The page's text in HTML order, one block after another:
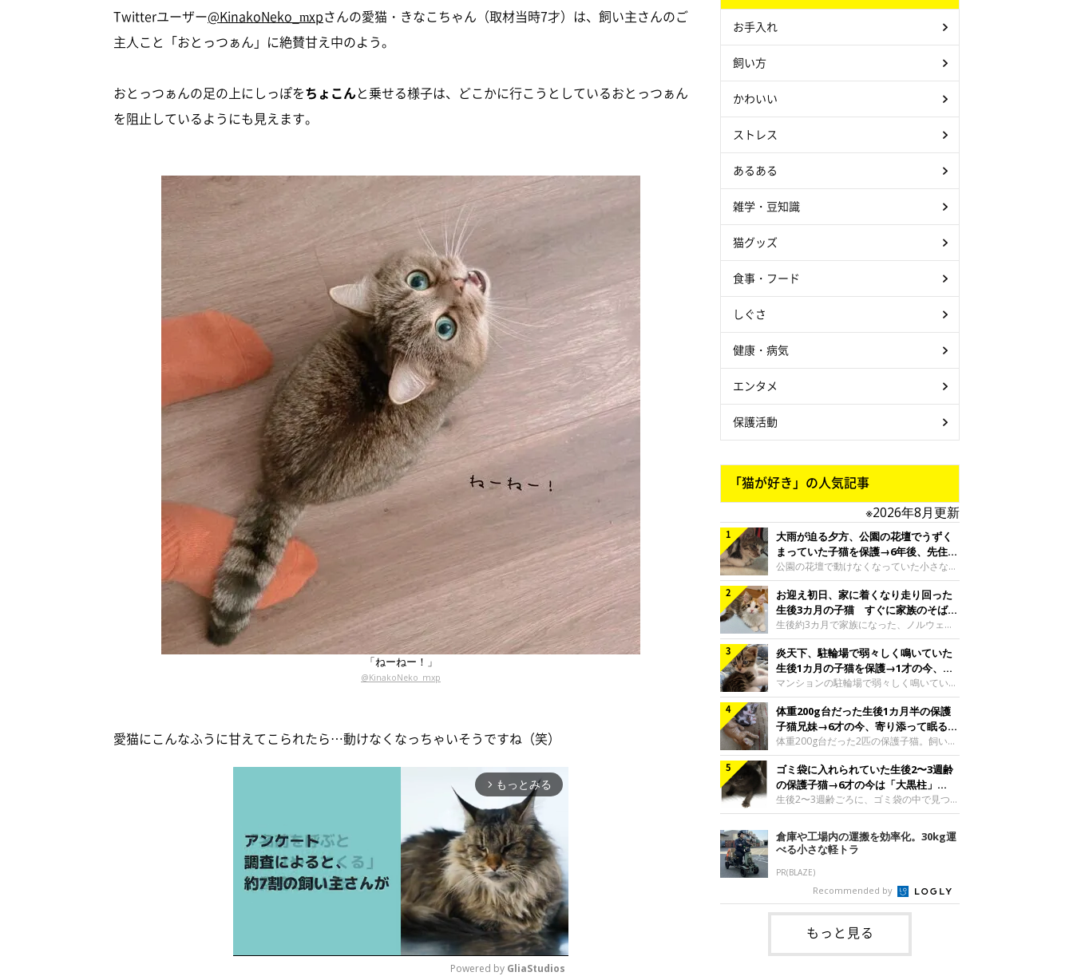
Twitterユーザー@KinakoNeko_mxpさんの愛猫・きなこちゃん（取材当時7才）は、飼い主さんのご
主人こと「おとっつぁん」に絶賛甘え中のよう。
おとっつぁんの足の上にしっぽをちょこんと乗せる様子は、どこかに行こうとしているおとっつぁん
を阻止しているようにも見えます。
「ねーねー！」
@KinakoNeko_mxp
愛猫にこんなふうに甘えてこられたら…動けなくなっちゃいそうですね（笑）
arrow_forward_ios もっとみる
Powered by GliaStudios
お手入れ
飼い方
かわいい
ストレス
あるある
雑学・豆知識
猫グッズ
食事・フード
しぐさ
健康・病気
エンタメ
保護活動
「猫が好き」の人気記事
※2026年8月更新
大雨が迫る夕方、公園の花壇でうずく
まっていた子猫を保護→6年後、先住猫
と“姉妹”のような関係に
公園の花壇で動けなくなっていた小さな子
猫。家族に迎えられてから6年、先住猫と
の間には深い絆が育まれていました。保護
当時のティダちゃん。
@muumuu62197189紹介するのは、
X（旧Twitter）ユーザー
@muumuu62197189さんの愛猫・ティダ
ちゃん（取材時6才）の成長記録です。こ
ちらは、生後3カ月ごろのティダちゃん。
飼い主さんが出会ったのは、夜から大雨に
なると予報されていた日の夕方でした。花
壇で動けずにいた子猫保護したばかりのテ
ィダちゃん。@muumuu62197189飼い主
さんは、公園の
お迎え初日、家に着くなり走り回った
生後3カ月の子猫 すぐに家族のそばで
落ち着く姿に「迎えてよかった」
生後約3カ月で家族になった、ノルウェー
ジャンフォレストキャットの子猫。お迎え
翌日には、すでに家でくつろぐ様子を見せ
ていました。お迎え翌日、ベッドでうとう
とするむうちゃんお迎え翌日のむうちゃ
ん。@umimugi0304紹介するのは、
Instagramユーザー@umimugi0304さんの
愛猫・むうちゃん（撮影時、生後約3カ月
／ノルウェージャンフォレストキャッ
ト）。こちらは、お迎え翌日に撮影された
一枚。ゴハンをお腹いっぱい食べたむうち
ゃんは眠くなり、飼い主さん夫婦のベッド
でうとうとし始めたのだとか。飼い主さ
炎天下、駐輪場で弱々しく鳴いていた
生後1カ月の子猫を保護→1才の今、筋
肉質でツンデレなコに成長
マンションの駐輪場で弱々しく鳴いてい
た、生後1カ月ほどの子猫。家族に迎えら
れてから1年、体も行動も大きく成長しま
した。炎天下の駐輪場で鳴いていた小さな
子猫保護当時のモモちゃん。@Kingponzu
紹介するのは、X（旧Twitter）ユーザー
@Kingponzuさんの愛猫・モモちゃん（取
材時1才）の成長記録です。こちらは、モ
モちゃんが生後1カ月ごろに撮影された一
枚。飼い主さんの自宅マンションの駐輪場
です。子猫時代のモモちゃん。
@Kingponzuその日は気温が35℃を
体重200g台だった生後1カ月半の保護
子猫兄妹→6才の今、寄り添って眠る姿
にほっこり！
体重200g台だった2匹の保護子猫。飼い主
さんの家族になってから6年、ともに成長
するなかで、2匹の関係にも少しずつ変化
が見られました。家族になったばかりの小
さな兄妹猫（写真上から）妹猫・てんちゃ
ん、兄猫・ラムくん。@ten_ramu紹介す
るのは、X（旧Twitter）ユーザー
@ten_ramuさんの愛猫・ラムくんとてん
ちゃん（ともに取材時6才）の成長記録で
す。この写真は、お迎えして間もない生後
1カ月半ごろの2匹。当時、ラムくんは260
グラム、てんちゃんは209グラムと、どち
らもとても小さな体でした。2匹
ゴミ袋に入れられていた生後2〜3週齢
の保護子猫→6才の今は「大黒柱」
に！ 美しい黒猫に成長した姿にグッ
とくる
生後2〜3週齢ごろに、ゴミ袋の中で見つか
った小さな命。ミルクから育てられたその
子猫は今、家族に欠かせない存在へと成長
しました。ゴミ袋の中で見つかった、ミニ
モグラのような子猫よちよち歩きをしてい
たころの、生後2〜3週齢ごろのドンちゃ
ん。@doddou_1今回紹介するのは、
X（旧Twitter）ユーザー@doddou_1さん
の愛猫・ドンちゃん（取材時、推定6才／
本名：ドミトリー・ドンスコイ）。ドンち
ゃんは、保護猫でした。ドンちゃんが見つ
かったのは、飼い主さんの姉の勤め先の敷
倉庫や工場内の運搬を効率化。30kg運
べる小さな軽トラ
PR(BLAZE)
Recommended by
もっと見る